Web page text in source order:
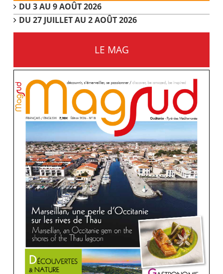
DU 3 AU 9 AOÛT 2026
DU 27 JUILLET AU 2 AOÛT 2026
LE MAG